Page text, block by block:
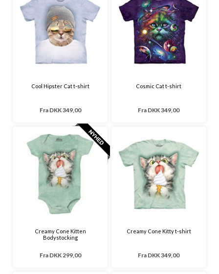
Cool Hipster Cat t-shirt
Fra DKK 349,00
Cosmic Cat t-shirt
Fra DKK 349,00
Creamy Cone Kitten
Bodystocking
Fra DKK 299,00
Creamy Cone Kitty t-shirt
Fra DKK 349,00